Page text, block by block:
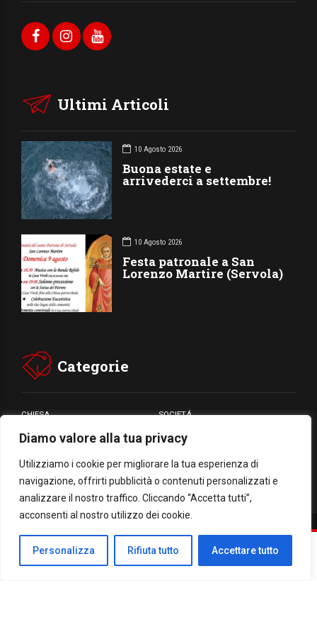
Diamo valore alla tua privacy
Utilizziamo i cookie per migliorare la tua esperienza di
navigazione, offrirti pubblicità o contenuti personalizzati e
analizzare il nostro traffico. Cliccando “Accetta tutti”,
acconsenti al nostro utilizzo dei cookie.
Personalizza Rifiuta tutto Accettare tutto
Ultimi Articoli
10 Agosto 2026
Buona estate e
arrivederci a settembre!
10 Agosto 2026
Festa patronale a San
Lorenzo Martire (Servola)
Categorie
CHIESA SOCIETÁ
CARITÁ GIUBILEO
CULTURA MEDIA
Facebook
WhatsApp
Threads
Email
Condividi